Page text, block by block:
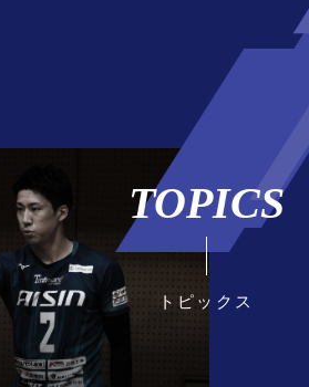
TOPICS
トピックス